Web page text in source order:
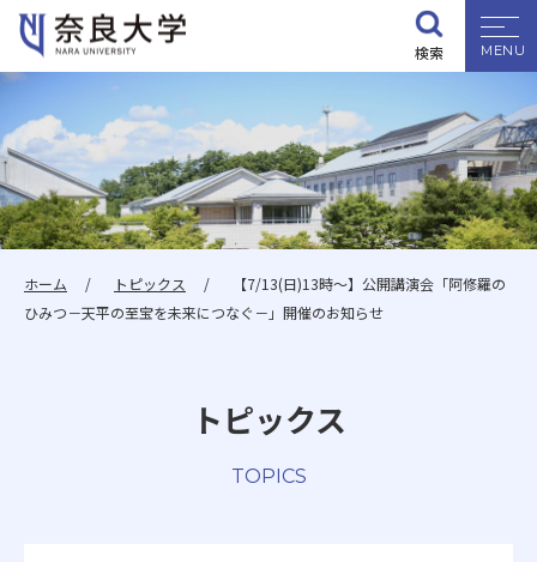
検索
大学紹介
学部・大学院
ホーム トピックス
【7/13(日)13時～】公開講演会「阿修羅の
ひみつ－天平の至宝を未来につなぐ－」開催のお知らせ
トピックス
TOPICS